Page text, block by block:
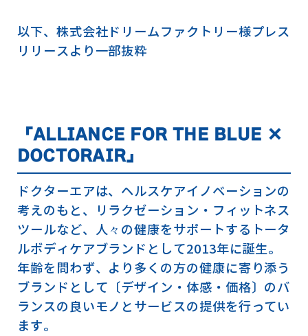
以下、株式会社ドリームファクトリー様プレス
リリースより一部抜粋
「ALLIANCE FOR THE BLUE ×
DOCTORAIR」
ドクターエアは、ヘルスケアイノベーションの
考えのもと、リラクゼーション・フィットネス
ツールなど、人々の健康をサポートするトータ
ルボディケアブランドとして2013年に誕生。
年齢を問わず、より多くの方の健康に寄り添う
ブランドとして〔デザイン・体感・価格〕のバ
ランスの良いモノとサービスの提供を行ってい
ます。